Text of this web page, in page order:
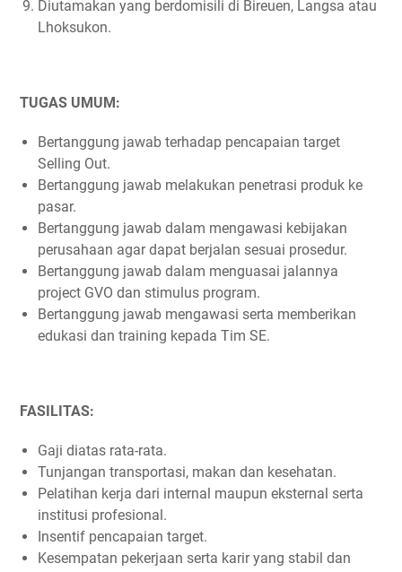
Diutamakan yang berdomisili di Bireuen, Langsa atau
Lhoksukon.
TUGAS UMUM:
Bertanggung jawab terhadap pencapaian target
Selling Out.
Bertanggung jawab melakukan penetrasi produk ke
pasar.
Bertanggung jawab dalam mengawasi kebijakan
perusahaan agar dapat berjalan sesuai prosedur.
Bertanggung jawab dalam menguasai jalannya
project GVO dan stimulus program.
Bertanggung jawab mengawasi serta memberikan
edukasi dan training kepada Tim SE.
FASILITAS:
Gaji diatas rata-rata.
Tunjangan transportasi, makan dan kesehatan.
Pelatihan kerja dari internal maupun eksternal serta
institusi profesional.
Insentif pencapaian target.
Kesempatan pekerjaan serta karir yang stabil dan